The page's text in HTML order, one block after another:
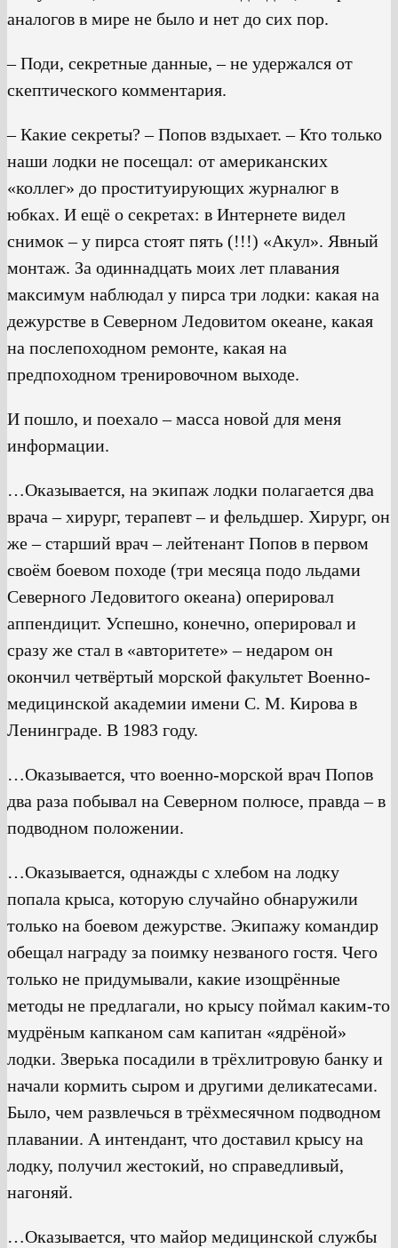
аналогов в мире не было и нет до сих пор.
– Поди, секретные данные, – не удержался от
скептического комментария.
– Какие секреты? – Попов вздыхает. – Кто только
наши лодки не посещал: от американских
«коллег» до проституирующих журналюг в
юбках. И ещё о секретах: в Интернете видел
снимок – у пирса стоят пять (!!!) «Акул». Явный
монтаж. За одиннадцать моих лет плавания
максимум наблюдал у пирса три лодки: какая на
дежурстве в Северном Ледовитом океане, какая
на послепоходном ремонте, какая на
предпоходном тренировочном выходе.
И пошло, и поехало – масса новой для меня
информации.
…Оказывается, на экипаж лодки полагается два
врача – хирург, терапевт – и фельдшер. Хирург, он
же – старший врач – лейтенант Попов в первом
своём боевом походе (три месяца подо льдами
Северного Ледовитого океана) оперировал
аппендицит. Успешно, конечно, оперировал и
сразу же стал в «авторитете» – недаром он
окончил четвёртый морской факультет Военно-
медицинской академии имени С. М. Кирова в
Ленинграде. В 1983 году.
…Оказывается, что военно-морской врач Попов
два раза побывал на Северном полюсе, правда – в
подводном положении.
…Оказывается, однажды с хлебом на лодку
попала крыса, которую случайно обнаружили
только на боевом дежурстве. Экипажу командир
обещал награду за поимку незваного гостя. Чего
только не придумывали, какие изощрённые
методы не предлагали, но крысу поймал каким-то
мудрёным капканом сам капитан «ядрёной»
лодки. Зверька посадили в трёхлитровую банку и
начали кормить сыром и другими деликатесами.
Было, чем развлечься в трёхмесячном подводном
плавании. А интендант, что доставил крысу на
лодку, получил жестокий, но справедливый,
нагоняй.
…Оказывается, что майор медицинской службы